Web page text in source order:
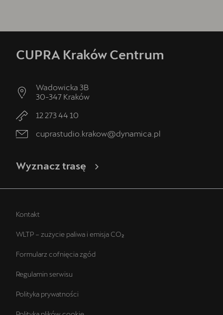
CUPRA Kraków Centrum
Wadowicka 3B
30-347 Kraków
12 273 44 10
cuprastudio.krakow@dynamica.pl
Wyznacz trasę
Kontakt
WLTP – zużycie paliwa i emisja CO₂
Formularz cofnięcia zgód
Regulamin serwisu
Polityka prywatności